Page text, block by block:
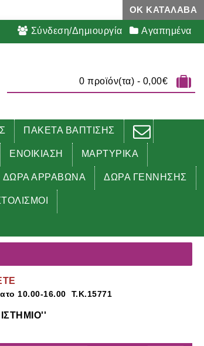
ΟΚ ΚΑΤΆΛΑΒΑ
Σύνδεση/Δημιουργία Αγαπημένα
0 προϊόν(τα) - 0,00€
ΠΑΚΕΤΑ ΒΑΠΤΙΣΗΣ
ΕΝΟΙΚΙΑΣΗ ΜΑΡΤΥΡΙΚΑ
ΔΩΡΑ ΑΡΡΑΒΩΝΑ ΔΩΡΑ ΓΕΝΝΗΣΗΣ
10.00-16.00 Τ.Κ.15771